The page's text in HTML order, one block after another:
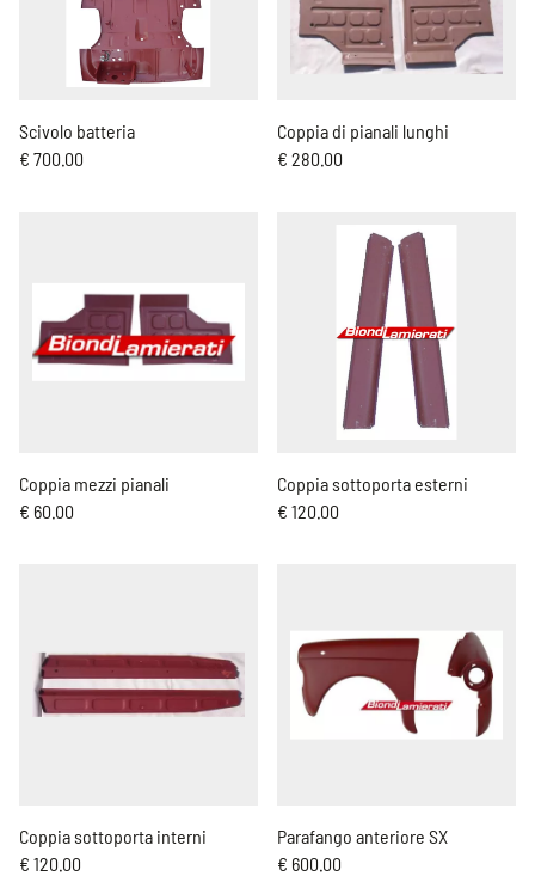
Scivolo batteria
€ 700.00
Coppia di pianali lunghi
€ 280.00
Coppia mezzi pianali
€ 60.00
Coppia sottoporta esterni
€ 120.00
Coppia sottoporta interni
€ 120.00
Parafango anteriore SX
€ 600.00